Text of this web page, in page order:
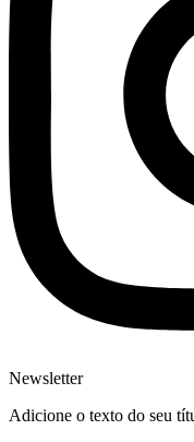
Newsletter
Adicione o texto do seu